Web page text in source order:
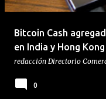
Bitcoin Cash
en India y Hong Kong
redacción Directorio
0